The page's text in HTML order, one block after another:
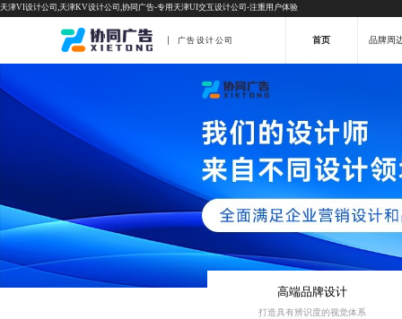
天津VI设计公司,天津KV设计公司,协同广告-专用天津UI交互设计公司-注重用户体验
广告设计公司 首页 品牌周
高端品牌设计
打造具有辨识度的视觉体系